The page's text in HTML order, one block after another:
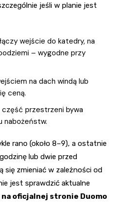
jeśli w planie jest
wejście do katedry, na
– wygodne przy
na dach windą lub
ceną.
przestrzeni bywa
nabożeństw.
rano (około 8–9), a ostatnie
lub dwie przed
się zmieniać w zależności od
jest sprawdzić aktualne
oficjalnej stronie Duomo